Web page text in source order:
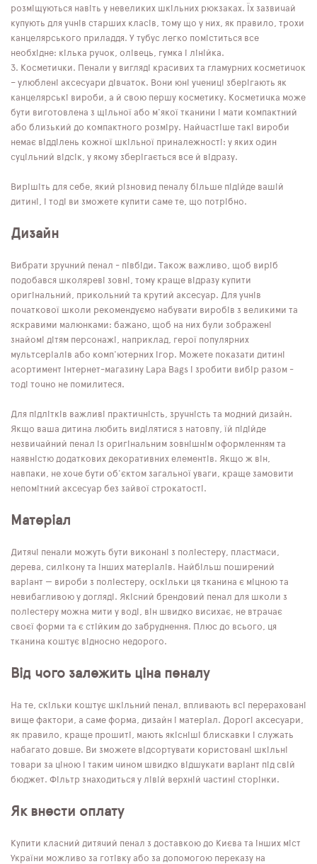
розміщуються навіть у невеликих шкільних рюкзаках. Їх зазвичай
купують для учнів старших класів, тому що у них, як правило, трохи
канцелярського приладдя. У тубус легко поміститься все
необхідне: кілька ручок, олівець, гумка і лінійка.
Косметички. Пенали у вигляді красивих та гламурних косметичок
– улюблені аксесуари дівчаток. Вони юні учениці зберігають як
канцелярські вироби, а й свою першу косметику. Косметичка може
бути виготовлена ​​з щільної або м'якої тканини і мати компактний
або близький до компактного розміру. Найчастіше такі вироби
немає відділень кожної шкільної приналежності: у яких один
суцільний відсік, у якому зберігається все й відразу.
Вирішіть для себе, який різновид пеналу більше підійде вашій
дитині, і тоді ви зможете купити саме те, що потрібно.
Дизайн
Вибрати зручний пенал - півбіди. Також важливо, щоб виріб
подобався школяреві зовні, тому краще відразу купити
оригінальний, прикольний та крутий аксесуар. Для учнів
початкової школи рекомендуємо набувати виробів з великими та
яскравими малюнками: бажано, щоб на них були зображені
знайомі дітям персонажі, наприклад, герої популярних
мультсеріалів або комп'ютерних ігор. Можете показати дитині
асортимент інтернет-магазину Lapa Bags і зробити вибір разом -
тоді точно не помилитеся.
Для підлітків важливі практичність, зручність та модний дизайн.
Якщо ваша дитина любить виділятися з натовпу, їй підійде
незвичайний пенал із оригінальним зовнішнім оформленням та
наявністю додаткових декоративних елементів. Якщо ж він,
навпаки, не хоче бути об'єктом загальної уваги, краще замовити
непомітний аксесуар без зайвої строкатості.
Матеріал
Дитячі пенали можуть бути виконані з поліестеру, пластмаси,
дерева, силікону та інших матеріалів. Найбільш поширений
варіант — вироби з поліестеру, оскільки ця тканина є міцною та
невибагливою у догляді. Якісний брендовий пенал для школи з
поліестеру можна мити у воді, він швидко висихає, не втрачає
своєї форми та є стійким до забруднення. Плюс до всього, ця
тканина коштує відносно недорого.
Від чого залежить ціна пеналу
На те, скільки коштує шкільний пенал, впливають всі перераховані
вище фактори, а саме форма, дизайн і матеріал. Дорогі аксесуари,
як правило, краще прошиті, мають якісніші блискавки і служать
набагато довше. Ви зможете відсортувати користовані шкільні
товари за ціною і таким чином швидко відшукати варіант під свій
бюджет. Фільтр знаходиться у лівій верхній частині сторінки.
Як внести оплату
Купити класний дитячий пенал з доставкою до Києва та інших міст
України можливо за готівку або за допомогою переказу на